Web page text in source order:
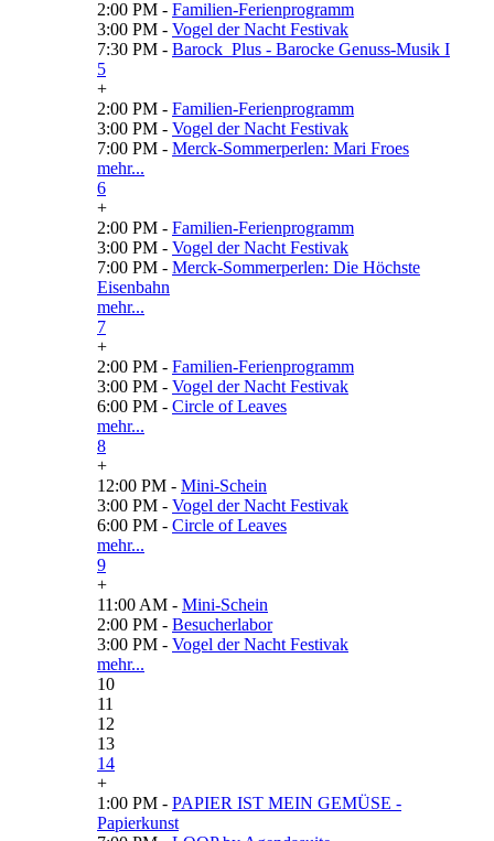
2:00 PM - Familien-Ferienprogramm
3:00 PM - Vogel der Nacht Festivak
7:30 PM - Barock_Plus - Barocke Genuss-Musik I
5
+
2:00 PM - Familien-Ferienprogramm
3:00 PM - Vogel der Nacht Festivak
7:00 PM - Merck-Sommerperlen: Mari Froes
mehr...
6
+
2:00 PM - Familien-Ferienprogramm
3:00 PM - Vogel der Nacht Festivak
7:00 PM - Merck-Sommerperlen: Die Höchste
Eisenbahn
mehr...
7
+
2:00 PM - Familien-Ferienprogramm
3:00 PM - Vogel der Nacht Festivak
6:00 PM - Circle of Leaves
mehr...
8
+
12:00 PM - Mini-Schein
3:00 PM - Vogel der Nacht Festivak
6:00 PM - Circle of Leaves
mehr...
9
+
11:00 AM - Mini-Schein
2:00 PM - Besucherlabor
3:00 PM - Vogel der Nacht Festivak
mehr...
10
11
12
13
14
+
1:00 PM - PAPIER IST MEIN GEMÜSE -
Papierkunst